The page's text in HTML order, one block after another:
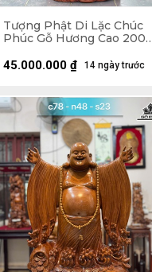
Tượng Phật Di Lặc Chúc
Phúc Gỗ Hương Cao 200
14 ngày trước
45.000.000 ₫